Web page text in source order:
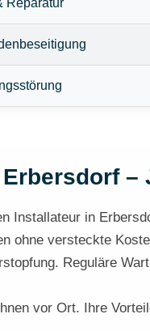
Installateur in
ohne versteckte
Reguläre
vor Ort. Ihre